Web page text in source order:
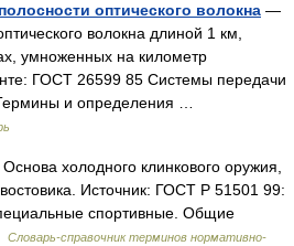
оптического волокна —
волокна длиной 1 км,
умноженных на километр
ГОСТ 26599 85 Системы передачи
и определения …
холодного клинкового оружия,
Источник: ГОСТ Р 51501 99:
спортивные. Общие
Словарь-справочник терминов нормативно-